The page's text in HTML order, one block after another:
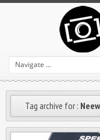
Tag archive for :